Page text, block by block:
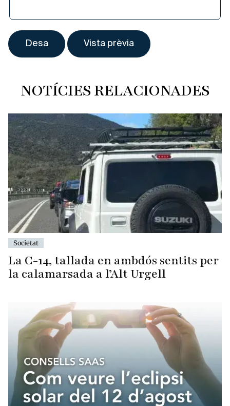
NOTÍCIES RELACIONADES
Societat
La C-14, tallada en ambdós sentits per
la calamarsada a l’Alt Urgell